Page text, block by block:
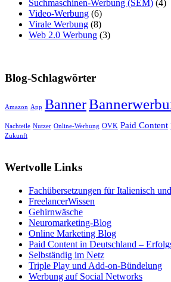
Suchmaschinen-Werbung (SEM) (4)
Video-Werbung (6)
Virale Werbung (8)
Web 2.0 Werbung (3)
Blog-Schlagwörter
Amazon App Banner
Nachteile Nutzer Online-Werbung OVK Paid Content
Zukunft
Wertvolle Links
Fachübersetzungen für Italienisch
FreelancerWissen
Gehirnwäsche
Neuromarketing-Blog
Online Marketing Blog
Paid Content in Deutschland –
Selbständig im Netz
Triple Play und Add-on-Bündelung
Werbung auf Social Networks